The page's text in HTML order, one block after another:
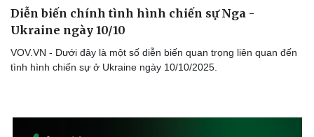
eSports
Hậu trường
Diễn biến chính tình hình chiến sự Nga -
Ukraine ngày 10/10
VOV.VN - Dưới đây là một số diễn biến quan trọng liên quan đến
tình hình chiến sự ở Ukraine ngày 10/10/2025.